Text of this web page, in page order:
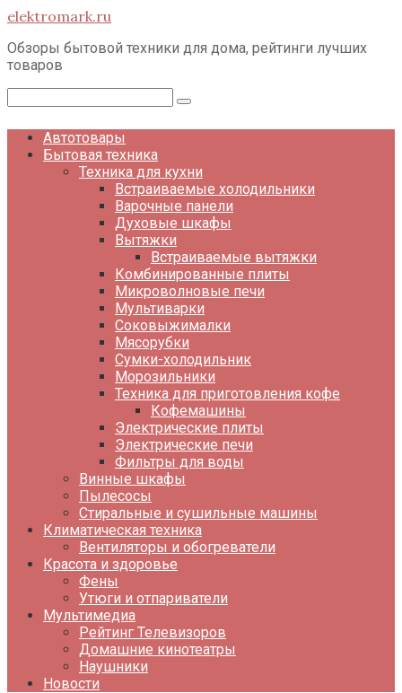
Перейти
контенту
elektromark.ru
Обзоры бытовой техники для дома, рейтинги лучших
товаров
Автотовары
Бытовая техника
Техника для кухни
Встраиваемые холодильники
Варочные панели
Духовые шкафы
Вытяжки
Встраиваемые вытяжки
Комбинированные плиты
Микроволновые печи
Мультиварки
Соковыжималки
Мясорубки
Сумки-холодильник
Морозильники
Техника для приготовления кофе
Кофемашины
Электрические плиты
Электрические печи
Фильтры для воды
Винные шкафы
Пылесосы
Стиральные и сушильные машины
Климатическая техника
Вентиляторы и обогреватели
Красота и здоровье
Фены
Утюги и отпариватели
Мультимедиа
Рейтинг Телевизоров
Домашние кинотеатры
Наушники
Новости